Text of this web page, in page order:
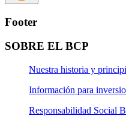
Footer
SOBRE EL BCP
Nuestra historia y
Información para
Responsabilidad Social